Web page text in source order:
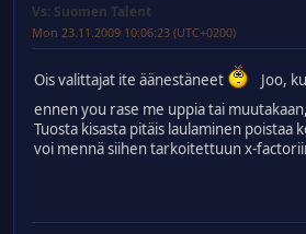
Vs: Suomen Talent
Mon 23.11.2009 10:06:23 (UTC+0200)
Ois valittajat ite äänestäneet
Joo,
ennen you rase me uppia tai
Tuosta kisasta pitäis laulaminen poistaa
voi mennä siihen tarkoitettuun x-